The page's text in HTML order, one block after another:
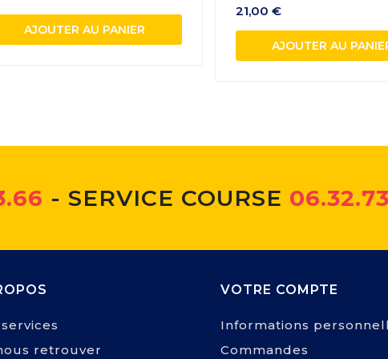
AJOUTER AU PANIER
21,00 €
AJOUTER AU
- SERVICE COURSE
retrouver
VOTRE COMPTE
Informations
Commandes